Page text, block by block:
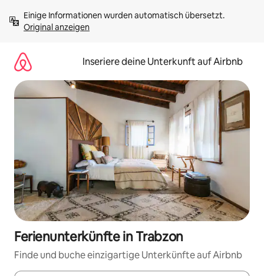
Inhalten
springenOriginal anzeigen
Inseriere deine Unterkunft auf Airbnb
Ferienunterkünfte in Trabzon
Finde und buche einzigartige Unterkünfte auf Airbnb